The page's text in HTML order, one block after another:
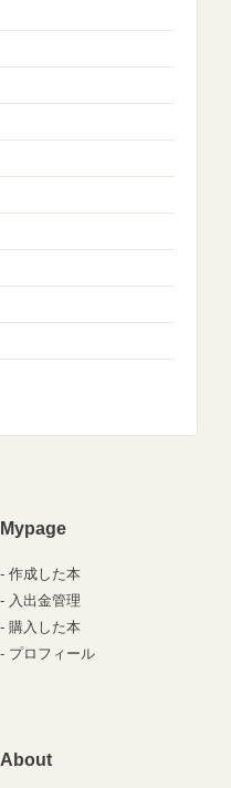
Mypage
作成した本
入出金管理
購入した本
プロフィール
About